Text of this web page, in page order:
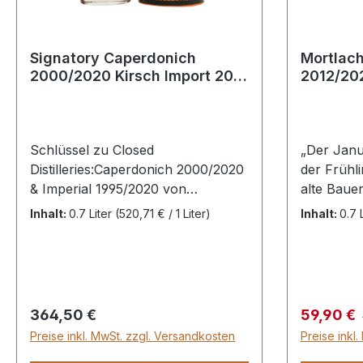
der
durch die
GermanyAbfüller:Originalabfüllung
Farbstoff:JaFassstärke oder hoher
Signatory Caperdonich
2000/2020 Kirsch Import 20 y
Schlüssel zu Closed
Distilleries:Caperdonich 2000/2020
& Imperial 1995/2020 von
Signatory Vintage
Seit 2002 war die Speyside-
Brennerei bereits
stillgelegt. Andrew Symington
Inhalt: 0.7 Liter (520,71 € / 1 Liter)
Regulärer Preis:
364,50 €
Preise inkl. MwSt. zzgl. Versandkosten
2012/
„Der
der
alte
haben
erste
Range
Inhalt: 0.7
59,90 €
Preise inkl.